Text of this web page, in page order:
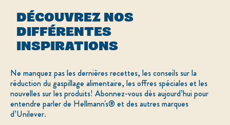
LOCATION
Canada Sélectionnez votre pays
English
DÉCOUVREZ NOS
DIFFÉRENTES
INSPIRATIONS
Ne manquez pas les dernières recettes, les conseils sur la
réduction du gaspillage alimentaire, les offres spéciales et les
nouvelles sur les produits! Abonnez-vous dès aujourd’hui pour
entendre parler de Hellmann's® et des autres marques
d’Unilever.